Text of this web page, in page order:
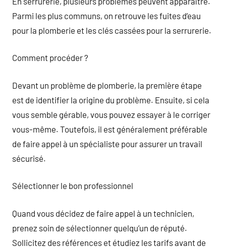
Parmi les plus communs, on retrouve les fuites d’eau
pour la plomberie et les clés cassées pour la serrurerie.
Comment procéder ?
Devant un problème de plomberie, la première étape
est de identifier la origine du problème. Ensuite, si cela
vous semble gérable, vous pouvez essayer à le corriger
vous-même. Toutefois, il est généralement préférable
de faire appel à un spécialiste pour assurer un travail
sécurisé.
Sélectionner le bon professionnel
Quand vous décidez de faire appel à un technicien,
prenez soin de sélectionner quelqu’un de réputé.
Sollicitez des références et étudiez les tarifs avant de